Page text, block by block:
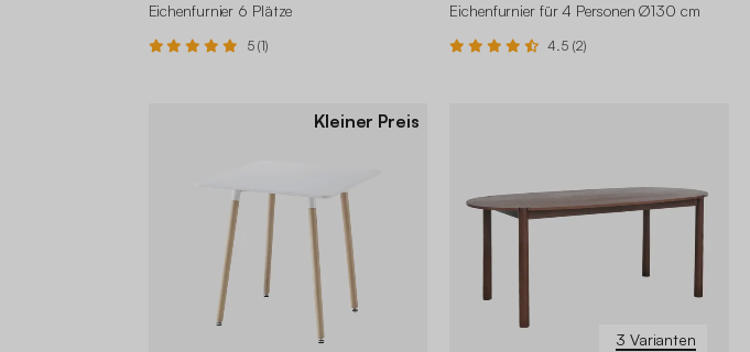
Eichenfurnier 6 Plätze
5 (1)
Eichenfurnier für 4 Personen Ø130 cm
4.5 (2)
Kleiner Preis
3 Varianten